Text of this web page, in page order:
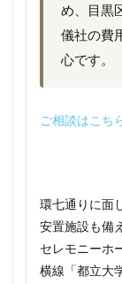
め、目黒
儀社の費
心です。
ご相談はこち
環七通りに面
安置施設も備
セレモニーホ
横線「都立大